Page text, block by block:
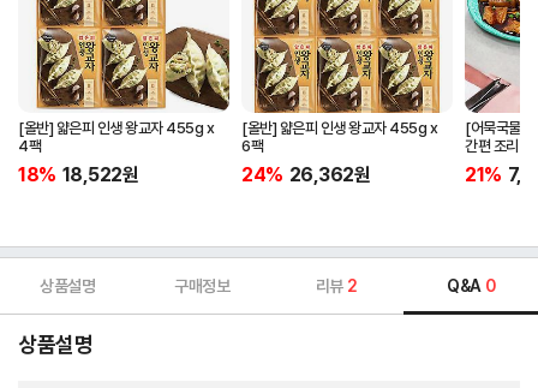
[올반] 얇은피 인생 왕교자 455g x
4팩
18% 18,522원
[올반] 얇은피 인생 왕교자 455g x
6팩
24% 26,362원
[어묵국물
간편 조리
캠핑요리 추
21%
상품설명 구매정보 리뷰 2 Q&A 0
상품설명